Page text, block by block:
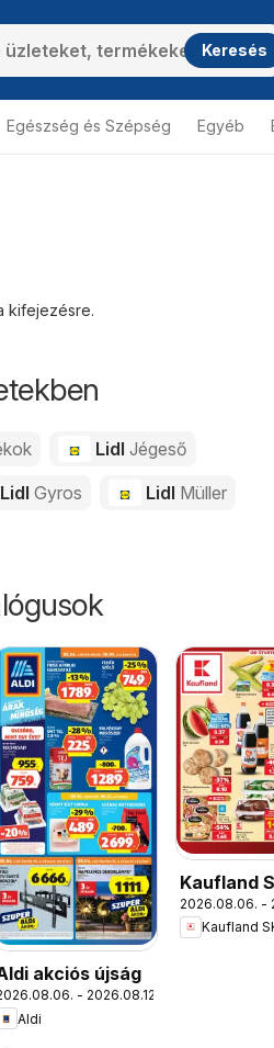
Keresés
Egészség és Szépség Egyéb
kifejezésre.
LidlJégeső
LidlGyros Lidl Müller
akciós újság
- 2026.08.12.
Aldi
Kaufland
akciós
2026.08.06. -
Kaufland